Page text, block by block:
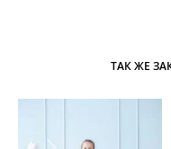
ТАК ЖЕ